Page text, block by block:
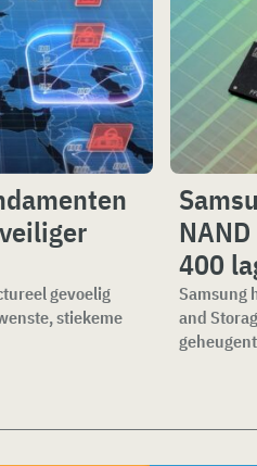
gevoelig
stiekeme
400
Samsung
and